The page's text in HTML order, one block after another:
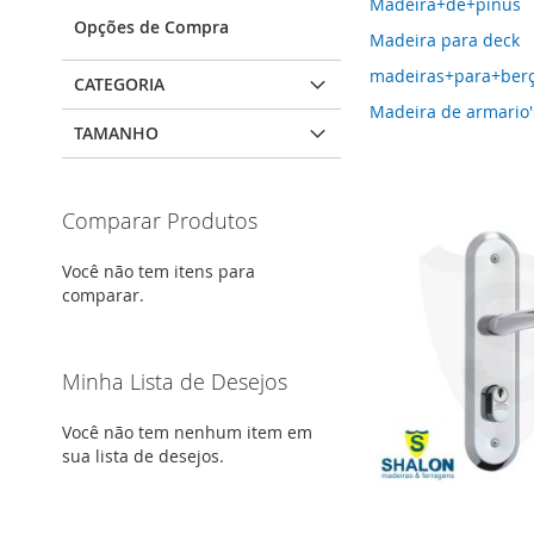
Madeira para deck
Madeira de
Opções de Compra
CATEGORIA
TAMANHO
Comparar Produtos
Você não tem itens para
comparar.
Minha Lista de Desejos
Você não tem nenhum item em
sua lista de desejos.